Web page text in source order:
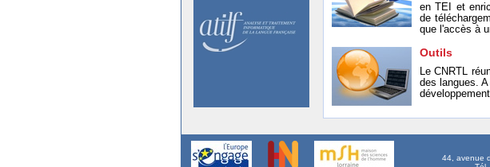
en TEI et
de
que l'accès à
Outils
Le CNRTL
des langues.
44, avenue